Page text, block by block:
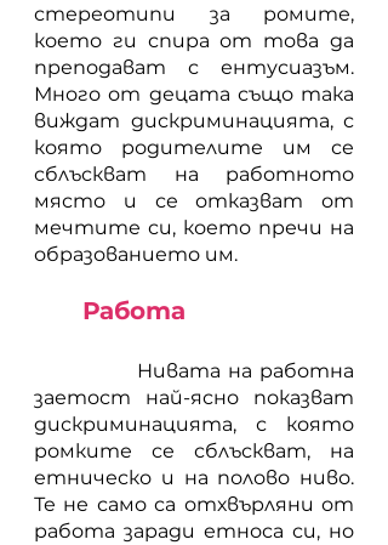
стереотипи за ромите,
което ги спира от това да
преподават с ентусиазъм.
Много от децата също така
виждат дискриминацията, с
която родителите им се
сблъскват на работното
място и се отказват от
мечтите си, което пречи на
образованието им.
Работа
заетост най-ясно показват
дискриминацията, с която
ромките се сблъскват, на
етническо и на полово ниво.
Те не само са отхвърляни от
работа заради етноса си, но